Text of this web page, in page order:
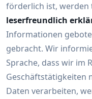
förderlich ist, werden
leserfreundlich
Informationen
gebracht. Wir
Sprache, dass wir im
Geschäftstätigkeiten
Daten verarbeiten,